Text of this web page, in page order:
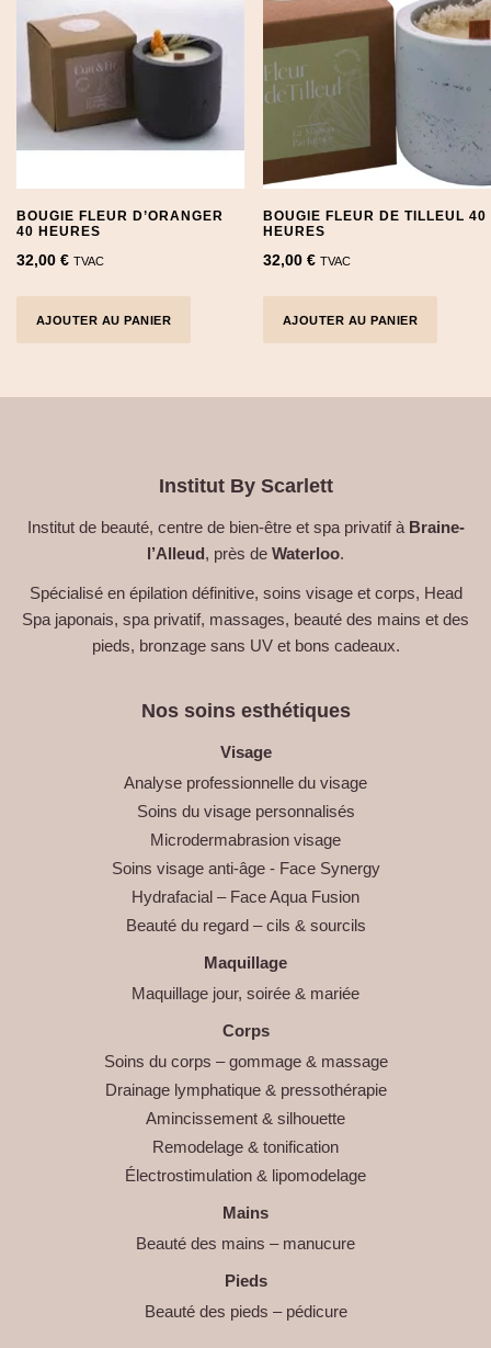
BOUGIE FLEUR D’ORANGER
40 HEURES
32,00 € TVAC
AJOUTER AU PANIER
BOUGIE FLEUR DE TILLEUL 40
HEURES
32,00€ TVAC
AJOUTER AU PANIER
Institut By Scarlett
Institut de beauté, centre de bien-être et spa privatif à Braine-
l’Alleud, près de Waterloo.
Spécialisé en épilation définitive, soins visage et corps, Head
Spa japonais, spa privatif, massages, beauté des mains et des
pieds, bronzage sans UV et bons cadeaux.
Nos soins esthétiques
Visage
Analyse professionnelle du visage
Soins du visage personnalisés
Microdermabrasion visage
Soins visage anti-âge - Face Synergy
Hydrafacial – Face Aqua Fusion
Beauté du regard – cils & sourcils
Maquillage
Maquillage jour, soirée & mariée
Corps
Soins du corps – gommage & massage
Drainage lymphatique & pressothérapie
Amincissement & silhouette
Remodelage & tonification
Électrostimulation & lipomodelage
Mains
Beauté des mains – manucure
Pieds
Beauté des pieds – pédicure